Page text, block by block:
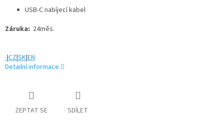
USB-C nabíjecí kabel
Záruka: 24měs.
-|CZ|SK|EN
Detailní informace
ZEPTAT SE SDÍLET